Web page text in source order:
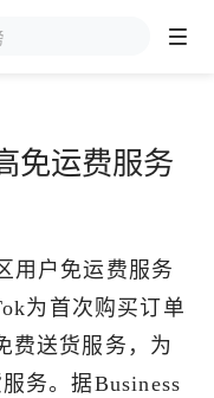
免运费服务
用户免运费服务
为首次购买订单
费送货服务，为
务。据Business